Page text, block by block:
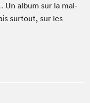
Un album sur la mal­
surtout, sur les